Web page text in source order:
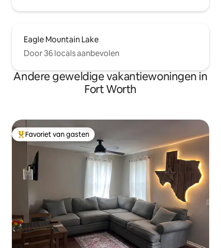
Eagle Mountain Lake
Door 36 locals aanbevolen
Andere geweldige vakantiewoningen in
Fort Worth
Topfavoriet van gasten
Favoriet van gasten